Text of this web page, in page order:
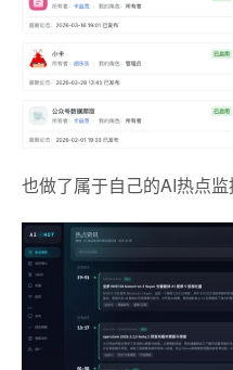
也做了属于自己的AI热点监